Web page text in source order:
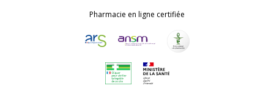
Pharmacie en ligne certifiée